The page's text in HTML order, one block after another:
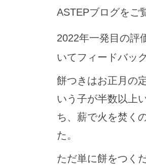
ASTEPブログをご
2022年一発目の評
いてフィードバッ
餅つきはお正月の
いう子が半数以上
ち、薪で火を焚く
た。
ただ単に餅をつく